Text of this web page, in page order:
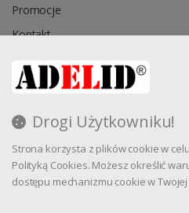
Drogi Użytkowniku!
Strona korzysta z plików cookie w
Polityką Cookies. Możesz określić
dostępu mechanizmu cookie w
Promocje
Kontakt
Regulamin
Reklamacja